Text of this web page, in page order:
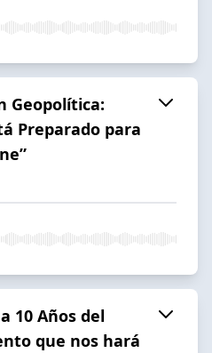
Geopolítica:
Preparado para
10 Años del
que nos hará